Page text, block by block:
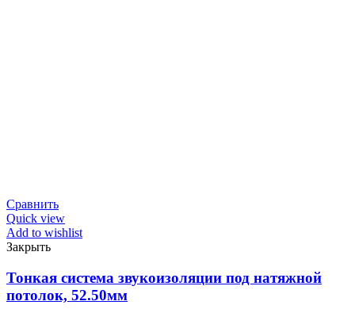
Сравнить
Quick view
Add to wishlist
Закрыть
Тонкая система звукоизоляции под натяжной
потолок, 52.50мм